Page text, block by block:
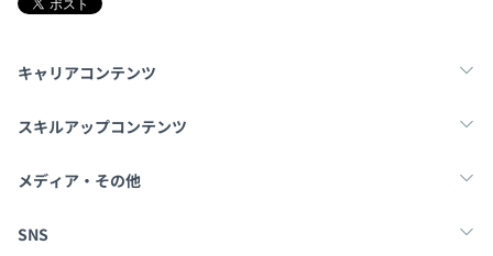
キャリアコンテンツ
転職・キャリア
スキルアップコンテンツ
学習
メディア・その他
Tech Team Journal
SNS